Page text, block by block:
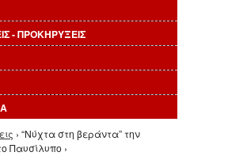
- ΠΡΟΚΗΡΥΞΕΙΣ
› “Νύχτα στη βεράντα” την
Παυσίλυπο ›